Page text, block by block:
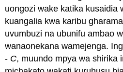
uongozi wake katika kusaidia
kuangalia kwa karibu
uvumbuzi na ubunifu ambao
wanaonekana wamejenga.
- C, muundo mpya wa shirika